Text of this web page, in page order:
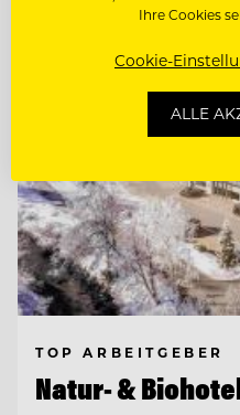
TOP ARBEITGEBER
Natur- &
Ihre Cookies
Cookie-
ALLE